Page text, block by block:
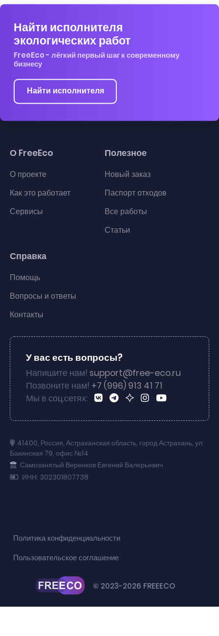
Найти исполнителя
экологических работ
FreeEco - лёгкий первый шаг к современному
бизнесу
Найти исполнителя
О FreeEco
О проекте
Как это работает
Сервисы
Полезное
Новый заказ
Паспорт отходов
Все работы
Статьи
Справка
Помощь
Вопросы и ответы
Контакты
У вас есть вопросы?
Напишите нам! support@free-eco.ru
Позвоните нам! +7 (996) 913 41 71
Мы в соц.сетях:
41400, Россия, Астраханская область, город Астрахань, ул.
Бакинская 79, офис №14
Самозанятый Веренков Евгений Валерьевич
ИНН: 302301807738
© 2023-2026 FREEECO
Политика конфиденциальности
Пользовательское соглашение